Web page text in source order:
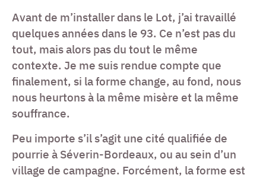
Avant de m’installer dans le Lot, j’ai travaillé
quelques années dans le 93. Ce n’est pas du
tout, mais alors pas du tout le même
contexte. Je me suis rendue compte que
finalement, si la forme change, au fond, nous
nous heurtons à la même misère et la même
souffrance.
Peu importe s’il s’agit une cité qualifiée de
pourrie à Séverin-Bordeaux, ou au sein d’un
village de campagne. Forcément, la forme est